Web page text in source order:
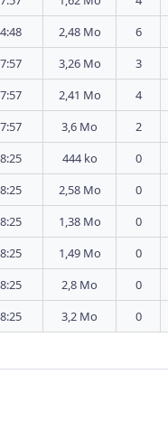
2,48 Mo 6
3,26 Mo 3
2,41 Mo 4
3,6 Mo 2
444 ko 0
2,58 Mo 0
1,38 Mo 0
1,49 Mo 0
2,8 Mo 0
3,2 Mo 0